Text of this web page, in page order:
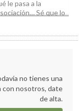
le pasa a la
Sé que lo
no decir otra)
no tienes una
con nosotros, date
de alta.